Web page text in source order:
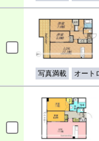
写真満載 オート